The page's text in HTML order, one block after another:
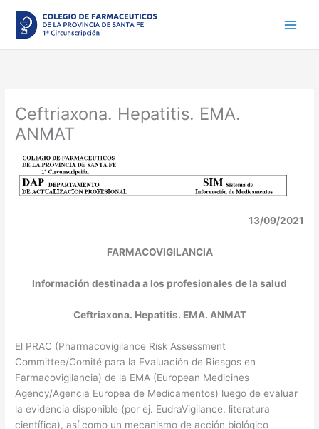
contenido
Ceftriaxona. Hepatitis. EMA.
ANMAT
13/09/2021
FARMACOVIGILANCIA
Información destinada a los profesionales de la salud
Ceftriaxona. Hepatitis. EMA. ANMAT
El PRAC (Pharmacovigilance Risk Assessment
Committee/Comité para la Evaluación de Riesgos en
Farmacovigilancia) de la EMA (European Medicines
Agency/Agencia Europea de Medicamentos) luego de evaluar
la evidencia disponible (por ej. EudraVigilance, literatura
científica), así como un mecanismo de acción biológico